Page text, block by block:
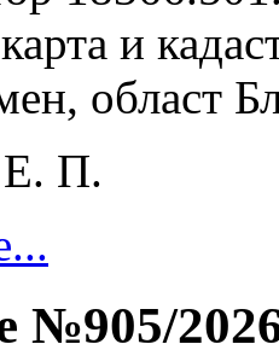
и
област
Е. П.
№905/